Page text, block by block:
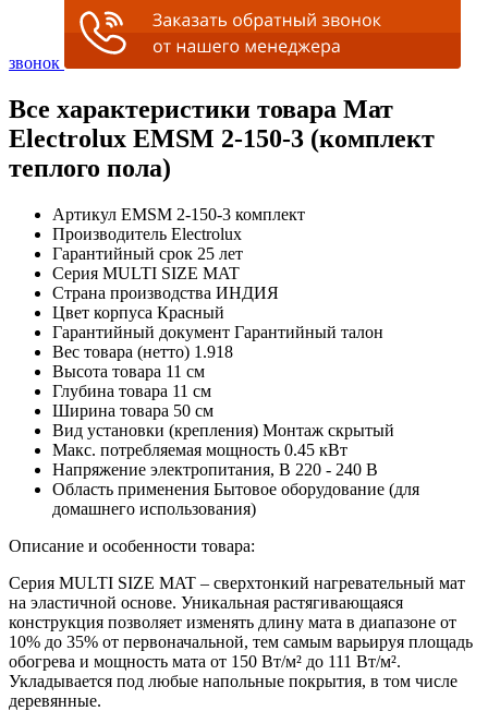
звонок
Все характеристики товара Мат
Electrolux EMSM 2-150-3 (комплект
теплого пола)
Артикул EMSM 2-150-3 комплект
Производитель Electrolux
Гарантийный срок 25 лет
Серия MULTI SIZE MAT
Страна производства ИНДИЯ
Цвет корпуса Красный
Гарантийный документ Гарантийный талон
Вес товара (нетто) 1.918
Высота товара 11 см
Глубина товара 11 см
Ширина товара 50 см
Вид установки (крепления) Монтаж скрытый
Макс. потребляемая мощность 0.45 кВт
Напряжение электропитания, В 220 - 240 В
Область применения Бытовое оборудование (для
домашнего использования)
Описание и особенности товара:
Серия MULTI SIZE MAT – сверхтонкий нагревательный мат
на эластичной основе. Уникальная растягивающаяся
конструкция позволяет изменять длину мата в диапазоне от
10% до 35% от первоначальной, тем самым варьируя площадь
обогрева и мощность мата от 150 Вт/м² до 111 Вт/м².
Укладывается под любые напольные покрытия, в том числе
деревянные.